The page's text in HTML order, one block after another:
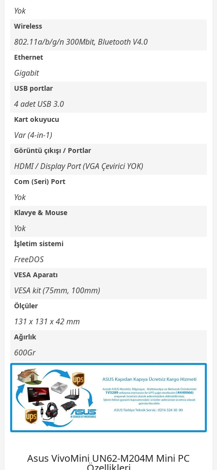
Yok
Wireless
802.11a/b/g/n 300Mbit, Bluetooth V4.0
Ethernet
Gigabit
USB portlar
4 adet USB 3.0
Kart okuyucu
Var (4-in-1)
Görüntü çıkışı / Portlar
HDMI / Display Port (VGA Çevirici YOK)
Com (Seri) Port
Yok
Klavye & Mouse
Yok
İşletim sistemi
FreeDOS
VESA Aparatı
VESA kit (75mm, 100mm)
Ölçüler
131 x 131 x 42 mm
Ağırlık
600Gr
Asus VivoMini UN62-M204M Mini PC